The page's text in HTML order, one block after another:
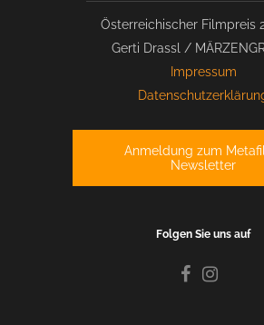
Österreichischer Filmpreis
Gerti Drassl /
Impressum
Anmeldung zum
Newsletter
Folgen Sie uns auf